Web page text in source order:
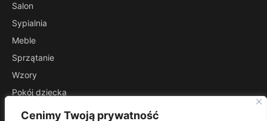
Cenimy Twoją prywatność
Salon
Sypialnia
Meble
Sprzątanie
Wzory
Pokój dziecka
Przedpokój